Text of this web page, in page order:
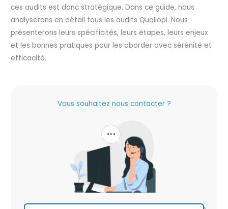
ces audits est donc stratégique. Dans ce guide, nous
analyserons en détail tous les audits Qualiopi. Nous
présenterons leurs spécificités, leurs étapes, leurs enjeux
et les bonnes pratiques pour les aborder avec sérénité et
efficacité.
Vous souhaitez nous contacter ?